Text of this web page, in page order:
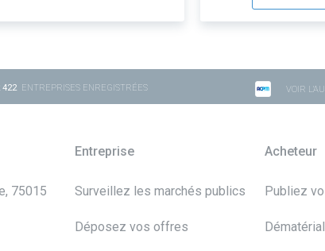
422ENTREPRISES ENREGISTRÉES VOIR
75015
Entreprise
Surveillez les marchés publics
Déposez vos offres
Acheteur
Publiez